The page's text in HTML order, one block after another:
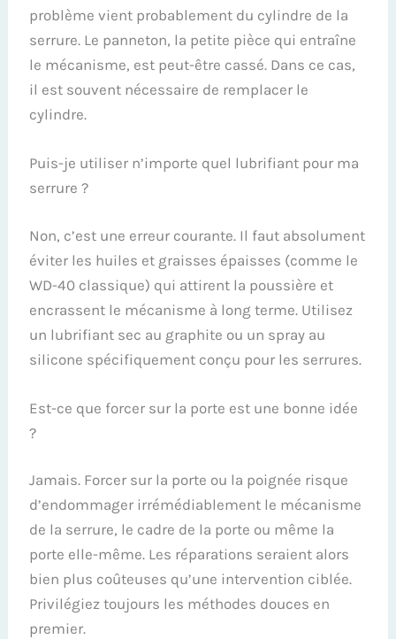
problème vient probablement du cylindre de la
serrure. Le panneton, la petite pièce qui entraîne
le mécanisme, est peut-être cassé. Dans ce cas,
il est souvent nécessaire de remplacer le
cylindre.
Puis-je utiliser n’importe quel lubrifiant pour ma
serrure ?
Non, c’est une erreur courante. Il faut absolument
éviter les huiles et graisses épaisses (comme le
WD-40 classique) qui attirent la poussière et
encrassent le mécanisme à long terme. Utilisez
un lubrifiant sec au graphite ou un spray au
silicone spécifiquement conçu pour les serrures.
Est-ce que forcer sur la porte est une bonne idée
?
Jamais. Forcer sur la porte ou la poignée risque
d’endommager irrémédiablement le mécanisme
de la serrure, le cadre de la porte ou même la
porte elle-même. Les réparations seraient alors
bien plus coûteuses qu’une intervention ciblée.
Privilégiez toujours les méthodes douces en
premier.